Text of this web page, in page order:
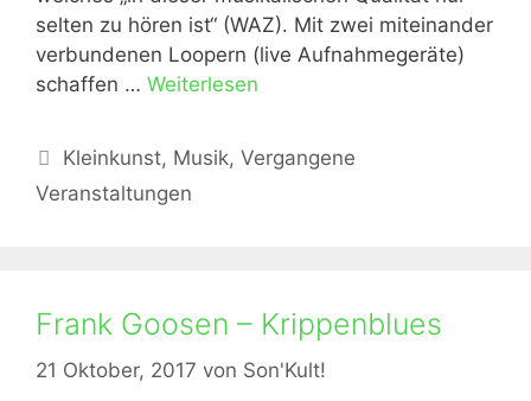
selten zu hören ist“ (WAZ). Mit zwei miteinander
verbundenen Loopern (live Aufnahmegeräte)
schaffen … Weiterlesen
Kategorien
Kleinkunst, Musik,Vergangene
Veranstaltungen
Frank Goosen – Krippenblues
21 Oktober, 2017 von Son'Kult!